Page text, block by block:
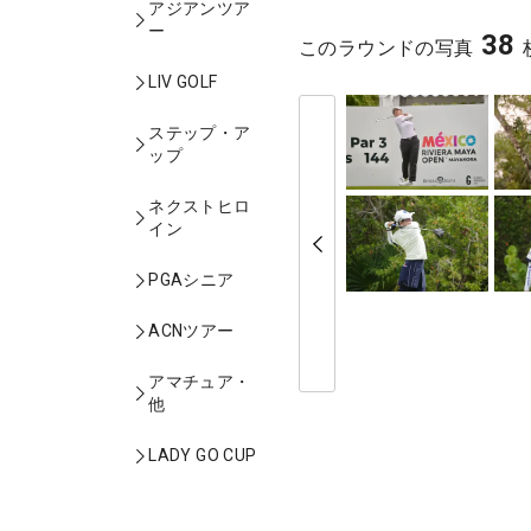
アジアンツア
ー
LIV GOLF
ステップ・ア
ップ
ネクストヒロ
イン
PGAシニア
ACNツアー
アマチュア・
他
LADY GO CUP
このラウンドの写真 38